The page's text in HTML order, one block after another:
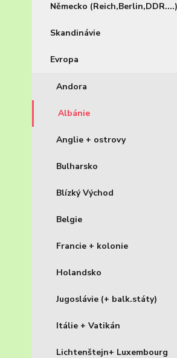
Německo (Reich,Berlin,DDR....)
Skandinávie
Evropa
Andora
Albánie
Anglie + ostrovy
Bulharsko
Blízký Východ
Belgie
Francie + kolonie
Holandsko
Jugoslávie (+ balk.státy)
Itálie + Vatikán
Lichtenštejn+ Luxembourg